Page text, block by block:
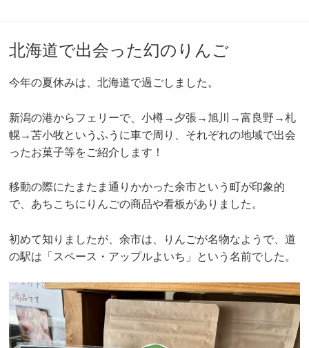
北海道で出会った幻のりんご
今年の夏休みは、北海道で過ごしました。
新潟の港からフェリーで、小樽→夕張→旭川→富良野→札
幌→苫小牧というふうに車で周り、それぞれの地域で出会
ったお菓子等をご紹介します！
移動の際にたまたま通りかかった余市という町が印象的
で、あちこちにりんごの商品や看板がありました。
初めて知りましたが、余市は、りんごが名物なようで、道
の駅は「スペース・アップルよいち」という名前でした。